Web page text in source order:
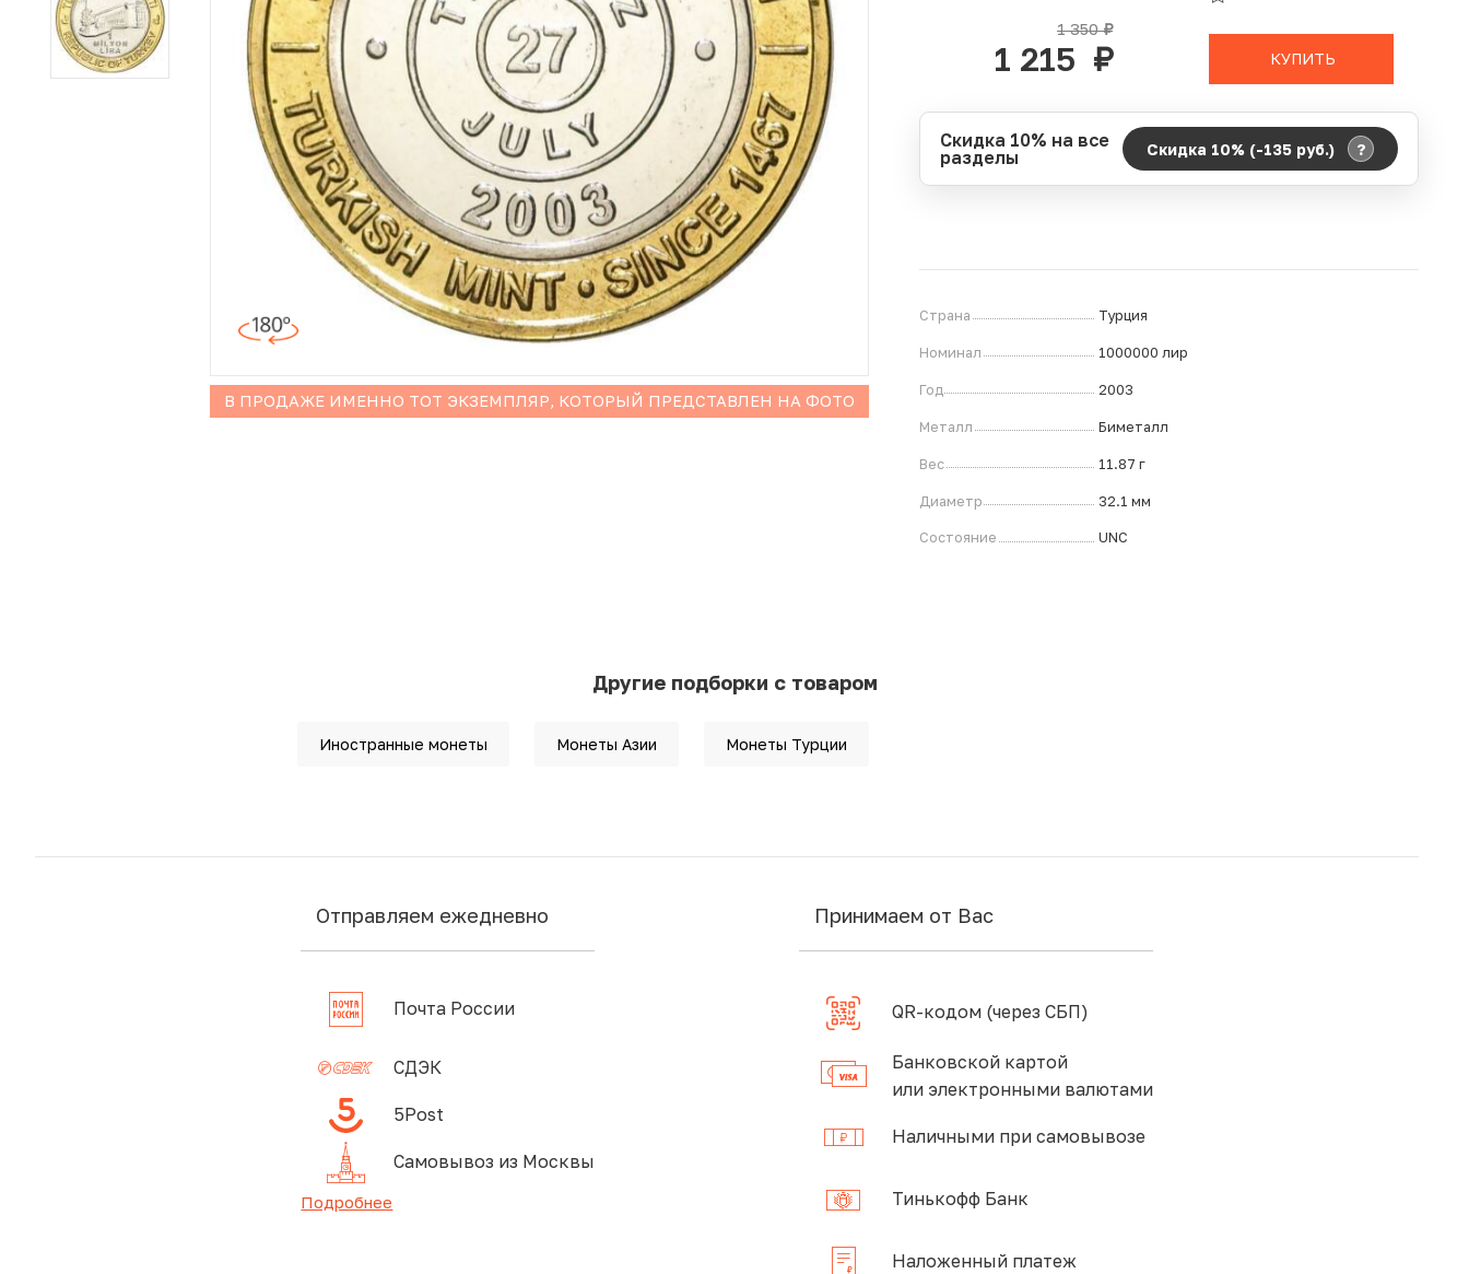
Иностранные монеты
Неофициальные выпуски монет (Unusual)
Античные и средневековые монеты
В ПРОДАЖЕ ИМЕННО ТОТ ЭКЗЕМПЛЯР, КОТОРЫЙ ПРЕДСТАВЛЕН НА ФОТО
1 350руб.
1 215 руб. КУПИТЬ
Скидка 10% на все
разделы
Скидка 10% (-135 руб.) ?
Страна Турция
Номинал 1000000 лир
Год 2003
Металл Биметалл
Вес 11.87 г
Диаметр 32.1 мм
Состояние UNC
Другие подборки с товаром
Иностранные монеты Монеты Азии Монеты Турции
Отправляем ежедневно
Почта России
СДЭК
5Post
Самовывоз из Москвы
Подробнее
Принимаем от Вас
QR-кодом (через СБП)
Банковской картой
или электронными валютами
Наличными при самовывозе
Тинькофф Банк
Наложенный платеж